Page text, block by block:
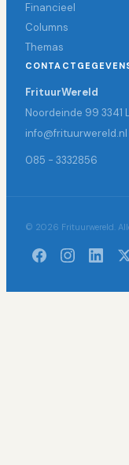
Financieel
Columns
Themas
FrituurWereld
Noordeinde 99 3341
info@frituurwereld.nl
085 - 3332856
© 2026 Frituurwereld.